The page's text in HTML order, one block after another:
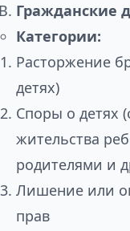
Гражданские
Категории:
Расторжение
детях)
Споры о детях
жительства
родителями и
Лишение или
прав